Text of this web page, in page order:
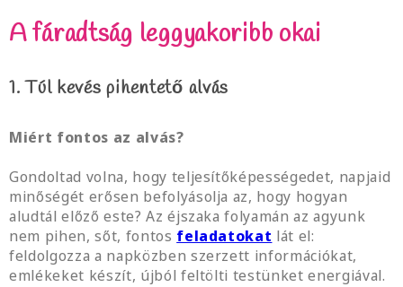
A fáradtság leggyakoribb okai
1. Túl kevés pihentető alvás
Miért fontos az alvás?
Gondoltad volna, hogy teljesítőképességedet, napjaid
minőségét erősen befolyásolja az, hogy hogyan
aludtál előző este? Az éjszaka folyamán az agyunk
nem pihen, sőt, fontos feladatokat lát el:
feldolgozza a napközben szerzett információkat,
emlékeket készít, újból feltölti testünket energiával.